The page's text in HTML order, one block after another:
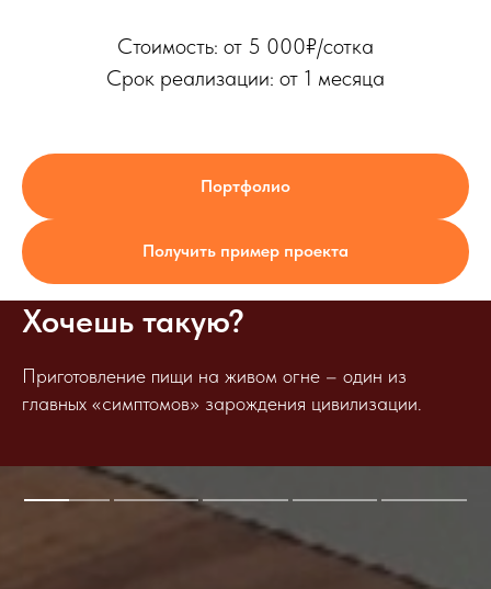
Стоимость: от 5 000₽/сотка
Срок реализации: от 1 месяца
Портфолио
Получить пример проекта
Хочешь такую?
Приготовление пищи на живом огне – один из
главных «симптомов» зарождения цивилизации.